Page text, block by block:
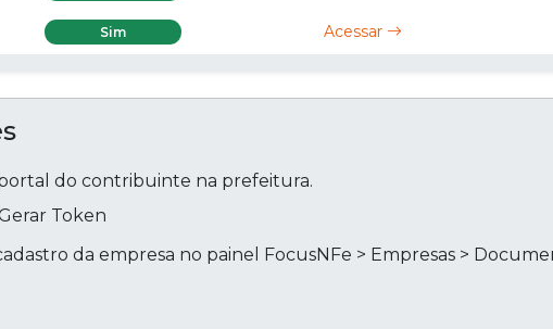
Sim Acessar
do contribuinte na prefeitura.
Token
da empresa no painel FocusNFe > Empresas >